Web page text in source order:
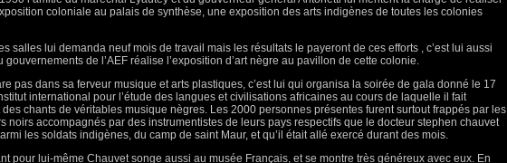
coloniale au palais de synthèse, une exposition des arts indigènes de toutes les colonies
salles lui demanda neuf mois de travail mais les résultats le payeront de ces efforts , c’est lui aussi
de l’AEF réalise l’exposition d’art nègre au pavillon de cette colonie.
pas dans sa ferveur musique et arts plastiques, c’est lui qui organisa la soirée de gala donné le 17
international pour l’étude des langues et civilisations africaines au cours de laquelle il fait
chants de véritables musique nègres. Les 2000 personnes présentes furent surtout frappés par les
noirs accompagnés par des instrumentistes de leurs pays respectifs que le docteur stephen chauvet
les soldats indigènes, du camp de saint Maur, et qu’il était allé exercé durant des mois.
pour lui-même Chauvet songe aussi au musée Français, et se montre très généreux avec eux. En